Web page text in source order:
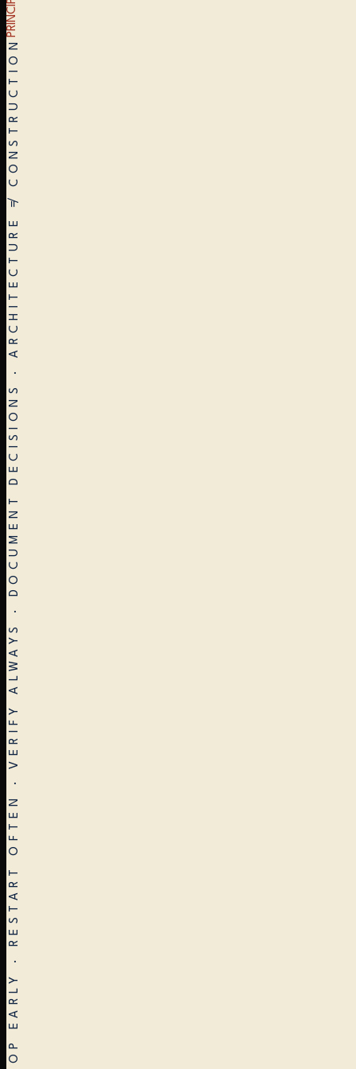
STOP EARLY · RESTART OFTEN · VERIFY ALWAYS · DOCUMENT DECISIONS · ARCHITECTURE ≠ CONSTRUCTION